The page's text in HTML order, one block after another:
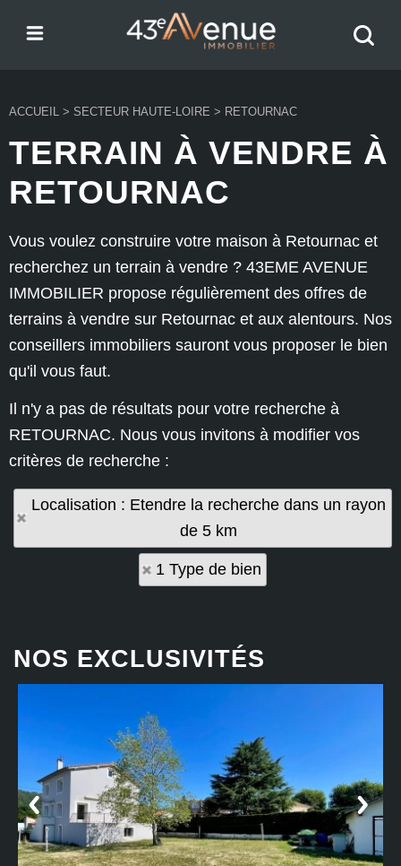
ACCUEIL > SECTEUR HAUTE-LOIRE > RETOURNAC
TERRAIN À VENDRE À
RETOURNAC
Vous voulez construire votre maison à Retournac et
recherchez un terrain à vendre ? 43EME AVENUE
IMMOBILIER propose régulièrement des offres de
terrains à vendre sur Retournac et aux alentours. Nos
conseillers immobiliers sauront vous proposer le bien
qu'il vous faut.
Il n'y a pas de résultats pour votre recherche à
RETOURNAC. Nous vous invitons à modifier vos
critères de recherche :
Localisation : Etendre la recherche dans un rayon
de 5 km
1 Type de bien
NOS EXCLUSIVITÉS